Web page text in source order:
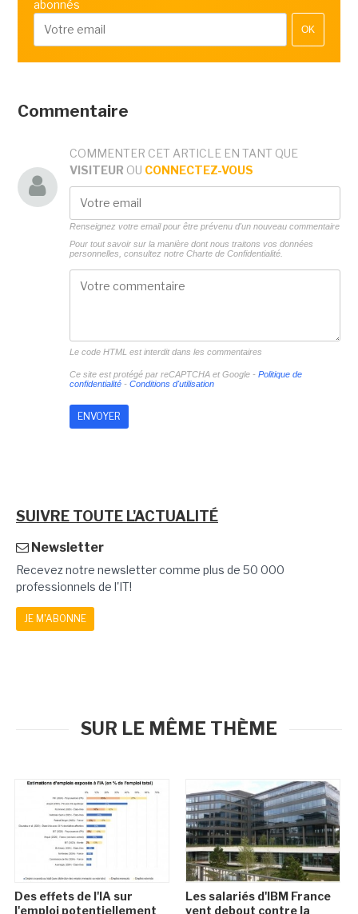
abonnés
OK
Commentaire
COMMENTER CET ARTICLE EN TANT QUE
VISITEUR OU CONNECTEZ-VOUS
Renseignez votre email pour être prévenu d'un nouveau commentaire
Pour tout savoir sur la manière dont nous traitons vos données
personnelles, consultez notre Charte de Confidentialité.
Le code HTML est interdit dans les commentaires
Ce site est protégé par reCAPTCHA et Google - Politique de
confidentialité- Conditions d'utilisation
SUIVRE TOUTE L'ACTUALITÉ
Newsletter
Recevez notre newsletter comme plus de 50 000
professionnels de l'IT!
JE M'ABONNE
SUR LE MÊME THÈME
Des effets de l'IA sur
l'emploi potentiellement
Les salariés d'IBM France
vent debout contre la